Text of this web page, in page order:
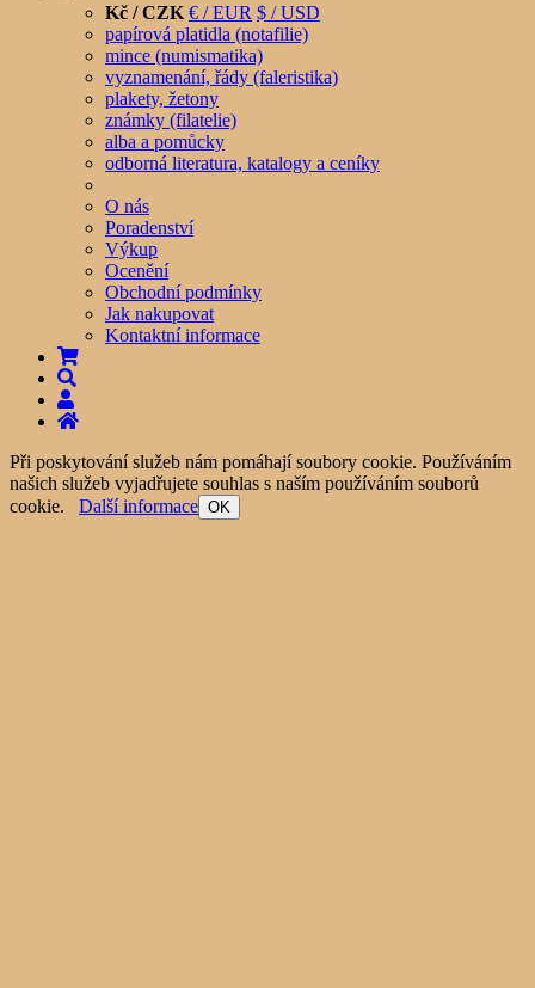
Kč / CZK € / EUR $ / USD
papírová platidla (notafilie)
mince (numismatika)
vyznamenání, řády (faleristika)
plakety, žetony
známky (filatelie)
alba a pomůcky
odborná literatura, katalogy a ceníky
O nás
Poradenství
Výkup
Ocenění
Obchodní podmínky
Jak nakupovat
Kontaktní informace
Při poskytování služeb nám pomáhají soubory cookie. Používáním
našich služeb vyjadřujete souhlas s naším používáním souborů
cookie. Další informace